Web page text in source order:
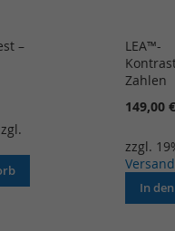
–
LEA™-
Zahlen
149,00 €
zzgl.
In